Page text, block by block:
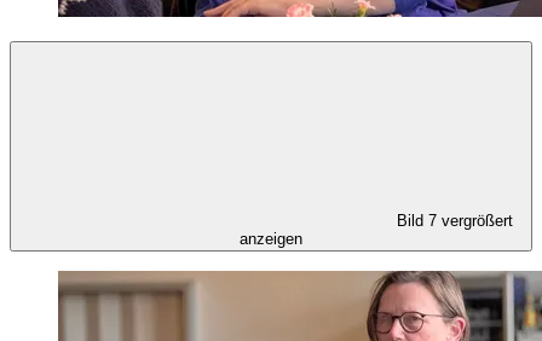
Bild 7 vergrößert
anzeigen